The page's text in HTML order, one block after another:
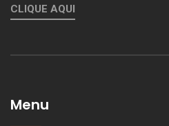
CLIQUE AQUI
Menu